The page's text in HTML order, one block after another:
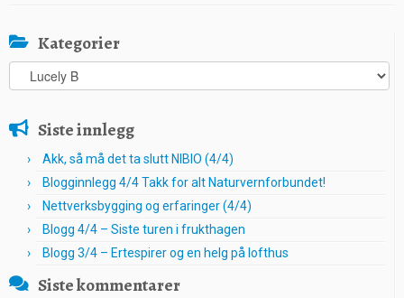
Kategorier
Kategorier
Siste innlegg
Akk, så må det ta slutt NIBIO (4/4)
Blogginnlegg 4/4 Takk for alt Naturvernforbundet!
Nettverksbygging og erfaringer (4/4)
Blogg 4/4 – Siste turen i frukthagen
Blogg 3/4 – Ertespirer og en helg på lofthus
Siste kommentarer